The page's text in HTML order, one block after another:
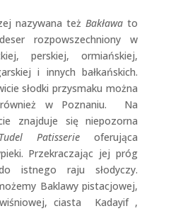
nazywana teżBakława to
rozpowszechniony w
perskiej, ormiańskiej,
i innych bałkańskich.
słodki przysmaku można
w Poznaniu. Na
znajduje się niepozorna
Tudel Patisserie oferująca
Przekraczając jej próg
istnego raju słodyczy.
Baklawy pistacjowej,
ciasta Kadayif ,